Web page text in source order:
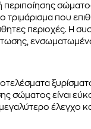
περιποίησης
που
περιοχές. Η
ενσωματωμένο
σώματος είναι
έλεγχο